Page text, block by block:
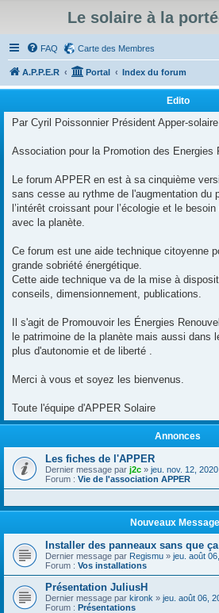
Le solaire à la
FAQ Carte des Membres
A.P.P.E.R Portal Index du forum
Edito
Par Cyril Poissonnier Président Apper-solaire
Association pour la Promotion des Energies
Le forum APPER en est à sa cinquième
sans cesse au rythme de l'augmentation du
l’intérêt croissant pour l’écologie et le
avec la planète.
Ce forum est une aide technique citoyenne
grande sobriété énergétique.
Cette aide technique va de la mise à
conseils, dimensionnement, publications.
Il s'agit de Promouvoir les Énergies
le patrimoine de la planète mais aussi dans
plus d'autonomie et de liberté .
Merci à vous et soyez les bienvenus.
Toute l'équipe d'APPER Solaire
Annonces
Les fiches de l'APPER
Dernier message par j2c » jeu. nov. 12,
Forum : Vie de l'association APPER
Nouveaux
Installer des panneaux sans que
Dernier message par Regismu » jeu. août
Forum : Vos installations
Présentation JuliusH
Dernier message par kironk » jeu. août 06,
Forum : Présentations